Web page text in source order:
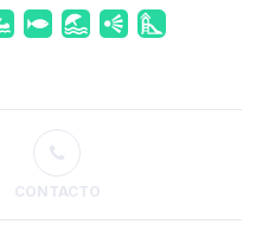
CONTACTO